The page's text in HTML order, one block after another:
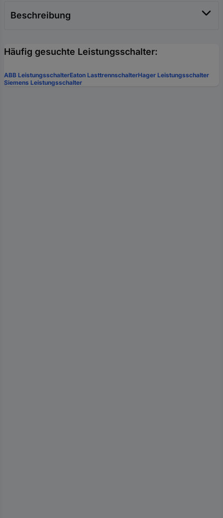
Beschreibung
Häufig gesuchte Leistungsschalter:
ABB LeistungsschalterEaton LasttrennschalterHager Leistungsschalter
Siemens Leistungsschalter